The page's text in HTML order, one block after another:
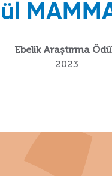
Ebelik Araştırma
2023